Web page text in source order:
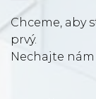
Chceme, aby
prvý.
Nechajte nám